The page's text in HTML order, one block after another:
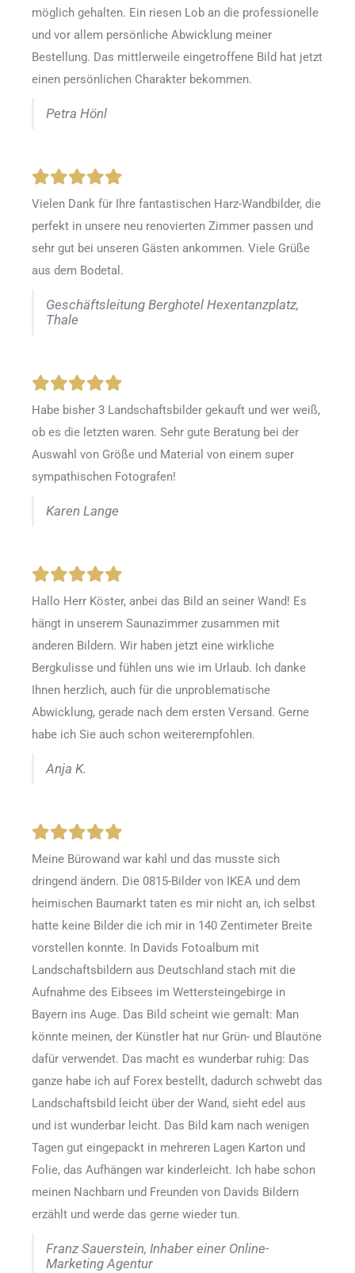
möglich gehalten. Ein riesen Lob an die professionelle
und vor allem persönliche Abwicklung meiner
Bestellung. Das mittlerweile eingetroffene Bild hat jetzt
einen persönlichen Charakter bekommen.
Petra Hönl
Vielen Dank für Ihre fantastischen Harz-Wandbilder, die
perfekt in unsere neu renovierten Zimmer passen und
sehr gut bei unseren Gästen ankommen. Viele Grüße
aus dem Bodetal.
Geschäftsleitung Berghotel Hexentanzplatz,
Thale
Habe bisher 3 Landschaftsbilder gekauft und wer weiß,
ob es die letzten waren. Sehr gute Beratung bei der
Auswahl von Größe und Material von einem super
sympathischen Fotografen!
Karen Lange
Hallo Herr Köster, anbei das Bild an seiner Wand! Es
hängt in unserem Saunazimmer zusammen mit
anderen Bildern. Wir haben jetzt eine wirkliche
Bergkulisse und fühlen uns wie im Urlaub. Ich danke
Ihnen herzlich, auch für die unproblematische
Abwicklung, gerade nach dem ersten Versand. Gerne
habe ich Sie auch schon weiterempfohlen.
Anja K.
Meine Bürowand war kahl und das musste sich
dringend ändern. Die 0815-Bilder von IKEA und dem
heimischen Baumarkt taten es mir nicht an, ich selbst
hatte keine Bilder die ich mir in 140 Zentimeter Breite
vorstellen konnte. In Davids Fotoalbum mit
Landschaftsbildern aus Deutschland stach mit die
Aufnahme des Eibsees im Wettersteingebirge in
Bayern ins Auge. Das Bild scheint wie gemalt: Man
könnte meinen, der Künstler hat nur Grün- und Blautöne
dafür verwendet. Das macht es wunderbar ruhig: Das
ganze habe ich auf Forex bestellt, dadurch schwebt das
Landschaftsbild leicht über der Wand, sieht edel aus
und ist wunderbar leicht. Das Bild kam nach wenigen
Tagen gut eingepackt in mehreren Lagen Karton und
Folie, das Aufhängen war kinderleicht. Ich habe schon
meinen Nachbarn und Freunden von Davids Bildern
erzählt und werde das gerne wieder tun.
Franz Sauerstein, Inhaber einer Online-
Marketing Agentur